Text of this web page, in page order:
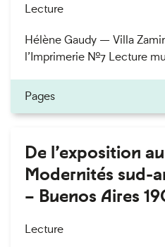
Lecture
Hélène Gaudy — Villa
l’Imprimerie n°7 Lecture
Pages
De l’exposition
Modernités sud-
– Buenos Aires
Lecture